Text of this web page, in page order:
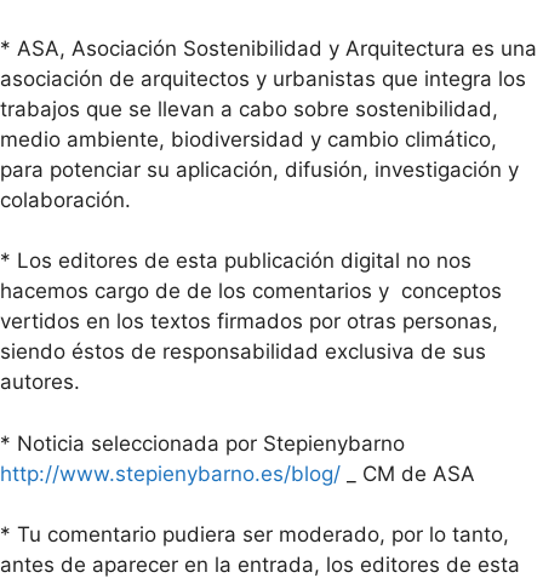
* ASA, Asociación Sostenibilidad y Arquitectura es una
asociación de arquitectos y urbanistas que integra los
trabajos que se llevan a cabo sobre sostenibilidad,
medio ambiente, biodiversidad y cambio climático,
para potenciar su aplicación, difusión, investigación y
colaboración.
* Los editores de esta publicación digital no nos
hacemos cargo de de los comentarios y conceptos
vertidos en los textos firmados por otras personas,
siendo éstos de responsabilidad exclusiva de sus
autores.
* Noticia seleccionada por Stepienybarno
http://www.stepienybarno.es/blog/ _ CM de ASA
* Tu comentario pudiera ser moderado, por lo tanto,
antes de aparecer en la entrada, los editores de esta